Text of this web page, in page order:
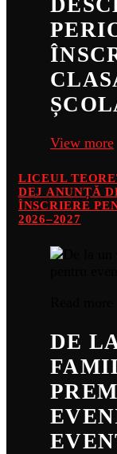
View more
LICEUL
DEJ ANUNȚĂ
ÎNSCRIERE
2026–2027
DE